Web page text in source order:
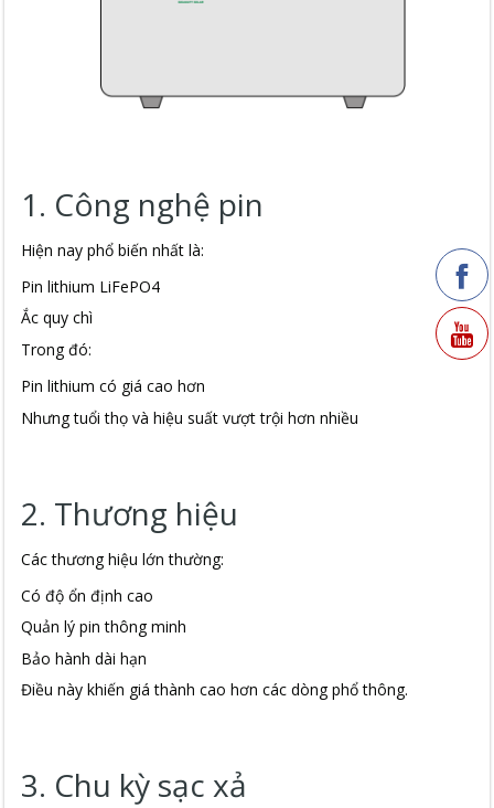
1. Công nghệ pin
Hiện nay phổ biến nhất là:
Pin lithium LiFePO4
Ắc quy chì
Trong đó:
Pin lithium có giá cao hơn
Nhưng tuổi thọ và hiệu suất vượt trội hơn nhiều
2. Thương hiệu
Các thương hiệu lớn thường:
Có độ ổn định cao
Quản lý pin thông minh
Bảo hành dài hạn
Điều này khiến giá thành cao hơn các dòng phổ thông.
3. Chu kỳ sạc xả